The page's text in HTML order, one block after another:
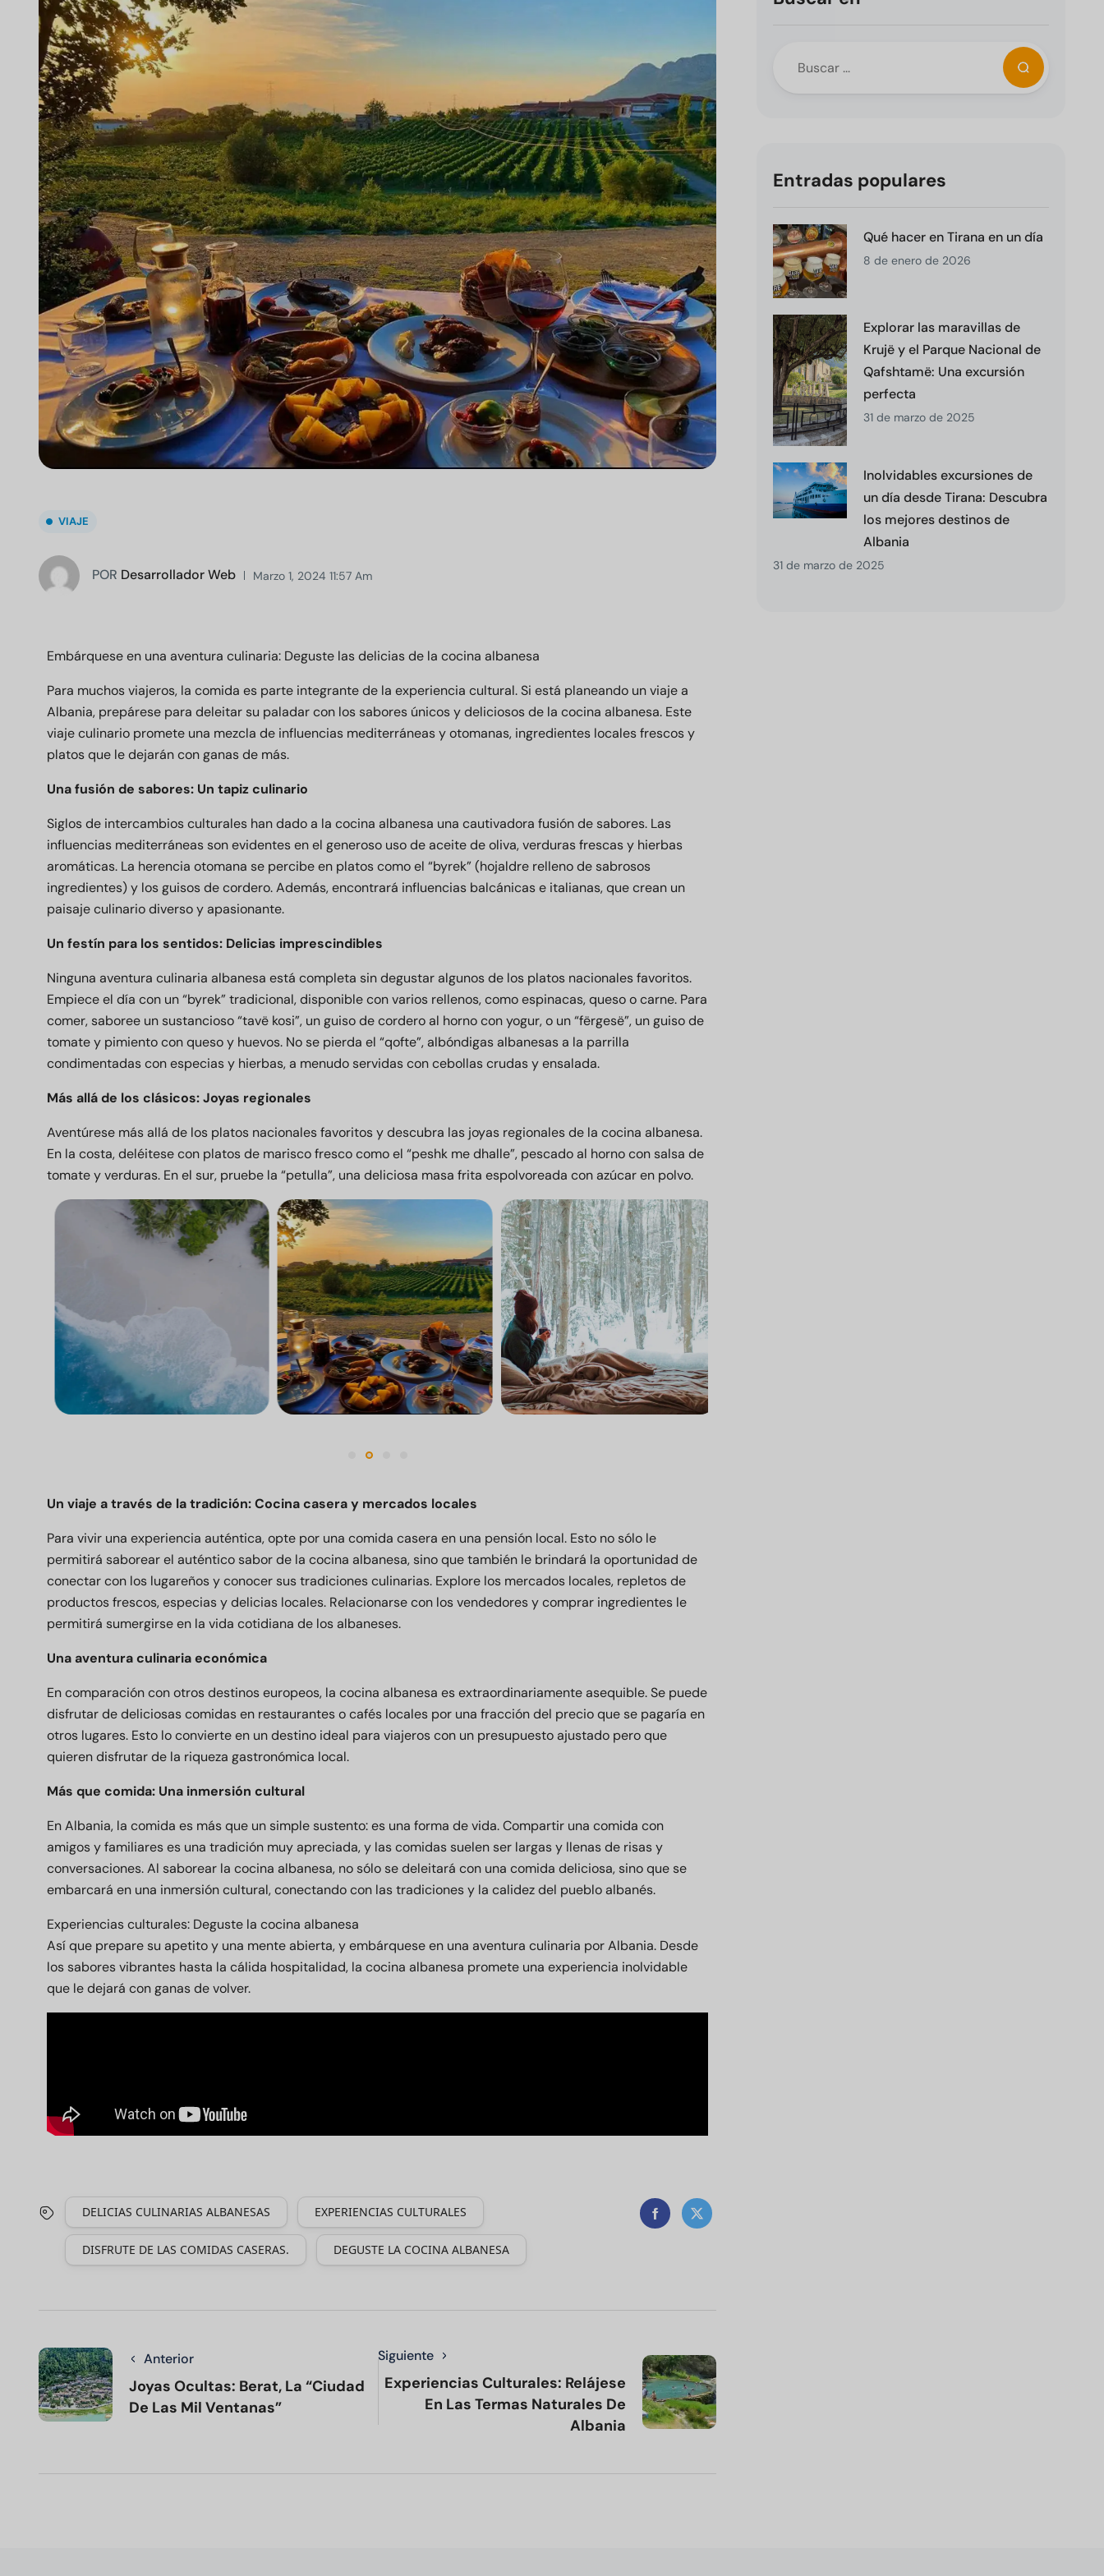
VIAJE
POR Desarrollador Web Marzo 1, 2024 11:57 Am
Embárquese en una aventura culinaria: Deguste las delicias de la cocina albanesa
Para muchos viajeros, la comida es parte integrante de la experiencia cultural. Si está planeando un viaje a
Albania, prepárese para deleitar su paladar con los sabores únicos y deliciosos de la cocina albanesa. Este
viaje culinario promete una mezcla de influencias mediterráneas y otomanas, ingredientes locales frescos y
platos que le dejarán con ganas de más.
Una fusión de sabores: Un tapiz culinario
Siglos de intercambios culturales han dado a la cocina albanesa una cautivadora fusión de sabores. Las
influencias mediterráneas son evidentes en el generoso uso de aceite de oliva, verduras frescas y hierbas
aromáticas. La herencia otomana se percibe en platos como el “byrek” (hojaldre relleno de sabrosos
ingredientes) y los guisos de cordero. Además, encontrará influencias balcánicas e italianas, que crean un
paisaje culinario diverso y apasionante.
Un festín para los sentidos: Delicias imprescindibles
Ninguna aventura culinaria albanesa está completa sin degustar algunos de los platos nacionales favoritos.
Empiece el día con un “byrek” tradicional, disponible con varios rellenos, como espinacas, queso o carne. Para
comer, saboree un sustancioso “tavë kosi”, un guiso de cordero al horno con yogur, o un “fërgesë”, un guiso de
tomate y pimiento con queso y huevos. No se pierda el “qofte”, albóndigas albanesas a la parrilla
condimentadas con especias y hierbas, a menudo servidas con cebollas crudas y ensalada.
Más allá de los clásicos: Joyas regionales
Aventúrese más allá de los platos nacionales favoritos y descubra las joyas regionales de la cocina albanesa.
En la costa, deléitese con platos de marisco fresco como el “peshk me dhalle”, pescado al horno con salsa de
tomate y verduras. En el sur, pruebe la “petulla”, una deliciosa masa frita espolvoreada con azúcar en polvo.
Un viaje a través de la tradición: Cocina casera y mercados locales
Para vivir una experiencia auténtica, opte por una comida casera en una pensión local. Esto no sólo le
permitirá saborear el auténtico sabor de la cocina albanesa, sino que también le brindará la oportunidad de
conectar con los lugareños y conocer sus tradiciones culinarias. Explore los mercados locales, repletos de
productos frescos, especias y delicias locales. Relacionarse con los vendedores y comprar ingredientes le
permitirá sumergirse en la vida cotidiana de los albaneses.
Una aventura culinaria económica
En comparación con otros destinos europeos, la cocina albanesa es extraordinariamente asequible. Se puede
disfrutar de deliciosas comidas en restaurantes o cafés locales por una fracción del precio que se pagaría en
otros lugares. Esto lo convierte en un destino ideal para viajeros con un presupuesto ajustado pero que
quieren disfrutar de la riqueza gastronómica local.
Más que comida: Una inmersión cultural
En Albania, la comida es más que un simple sustento: es una forma de vida. Compartir una comida con
amigos y familiares es una tradición muy apreciada, y las comidas suelen ser largas y llenas de risas y
conversaciones. Al saborear la cocina albanesa, no sólo se deleitará con una comida deliciosa, sino que se
embarcará en una inmersión cultural, conectando con las tradiciones y la calidez del pueblo albanés.
Experiencias culturales: Deguste la cocina albanesa
Así que prepare su apetito y una mente abierta, y embárquese en una aventura culinaria por Albania. Desde
los sabores vibrantes hasta la cálida hospitalidad, la cocina albanesa promete una experiencia inolvidable
que le dejará con ganas de volver.
DELICIAS CULINARIAS ALBANESAS EXPERIENCIAS CULTURALES
DISFRUTE DE LAS COMIDAS CASERAS. DEGUSTE LA COCINA ALBANESA
Anterior
Joyas Ocultas: Berat, La “Ciudad
De Las Mil Ventanas”
Siguiente
Experiencias Culturales: Relájese
En Las Termas Naturales De
Albania
Entradas populares
Qué hacer en Tirana en un día
8 de enero de 2026
Explorar las maravillas de
Krujë y el Parque Nacional de
Qafshtamë: Una excursión
perfecta
31 de marzo de 2025
Inolvidables excursiones de
un día desde Tirana: Descubra
los mejores destinos de
Albania
31 de marzo de 2025